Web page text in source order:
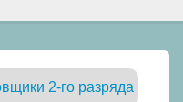
2-го разряда